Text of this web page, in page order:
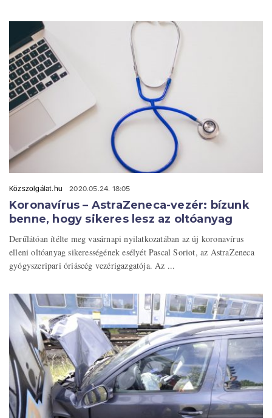
Közszolgálat.hu 2020.05.24. 18:05
Koronavírus – AstraZeneca-vezér: bízunk
benne, hogy sikeres lesz az oltóanyag
Derűlátóan ítélte meg vasárnapi nyilatkozatában az új koronavírus
elleni oltóanyag sikerességének esélyét Pascal Soriot, az AstraZeneca
gyógyszeripari óriáscég vezérigazgatója. Az ...